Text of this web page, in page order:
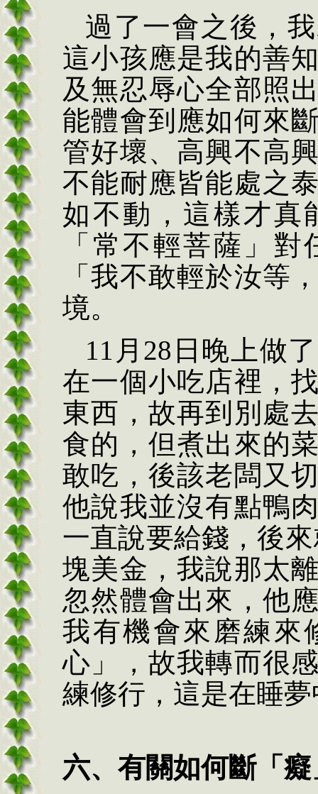
過了一會之後，
這小孩應是我的善
及無忍辱心全部照
能體會到應如何來
管好壞、高興不高
不能耐應皆能處之
如不動，這樣才真
「常不輕菩薩」
「我不敢輕於汝等
境。
11月28日 晚上做
在一個小吃店裡，
東西，故再到別處
食的，但煮出來的
敢吃，後該老闆又
他說我並沒有點鴨
一直說要給錢，後
塊美金，我說那太
忽然體會出來，他
我有機會來磨練來
心」，故我轉而很
練修行，這是在睡
六、有關如何斷「